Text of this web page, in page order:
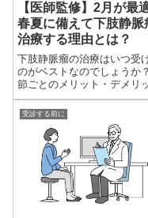
【医師監修】2月が最
春夏に備えて下肢静脈
治療する理由とは？
下肢静脈瘤の治療はいつ受
のがベストなのでしょうか
節ごとのメリット・デメリッ
や、術後の過ごしやすさ、
のしやすさなどを踏まえて、
療に最適な時期を医師の視点
わかりやすく解説します。
受診する前に